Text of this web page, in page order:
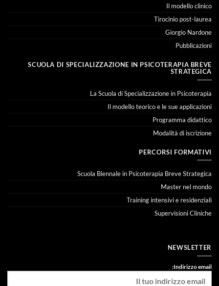
Il modello clinico
Tirocinio post-laurea
Giorgio Nardone
Pubblicazioni
SCUOLA DI SPECIALIZZAZIONE IN PSICOTERAPIA BREVE
STRATEGICA
La Scuola di Specializzazione in Psicoterapia
Il modello teorico e le sue applicazioni
Programma didattico
Modalità di iscrizione
PERCORSI FORMATIVI
Scuola Biennale in Psicoterapia Breve Strategica
Master nel mondo
Training intensivi e residenziali
Supervisioni Cliniche
NEWSLETTER
Indirizzo email: